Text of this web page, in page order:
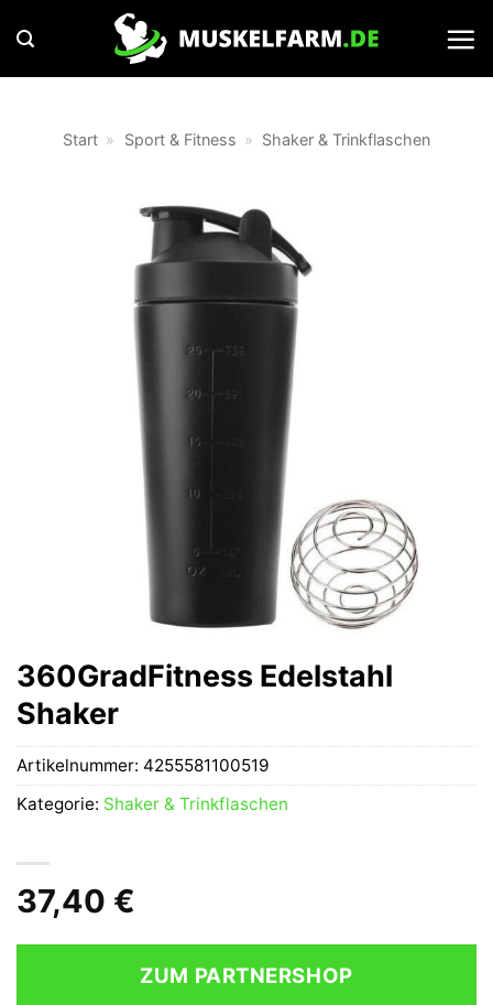
Inhalt
springen
Start » Sport & Fitness » Shaker & Trinkflaschen
360GradFitness Edelstahl
Shaker
37,40 €
ZUM PARTNERSHOP
Artikelnummer: 4255581100519
Kategorie: Shaker & Trinkflaschen